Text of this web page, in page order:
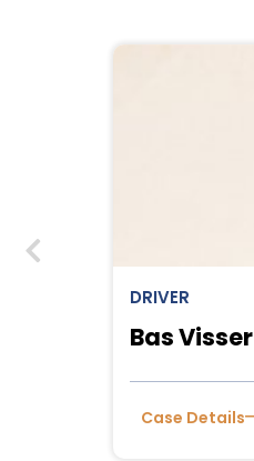
DRIVER
Bas Visser
Case Details